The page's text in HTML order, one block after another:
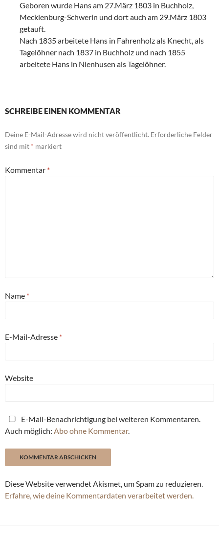
Geboren wurde Hans am 27.März 1803 in Buchholz,
Mecklenburg-Schwerin und dort auch am 29.März 1803
getauft.
Nach 1835 arbeitete Hans in Fahrenholz als Knecht, als
Tagelöhner nach 1837 in Buchholz und nach 1855
arbeitete Hans in Nienhusen als Tagelöhner.
SCHREIBE EINEN KOMMENTAR
Deine E-Mail-Adresse wird nicht veröffentlicht. Erforderliche Felder
sind mit * markiert
Kommentar *
Name *
E-Mail-Adresse *
Website
E-Mail-Benachrichtigung bei weiteren Kommentaren.
Auch möglich: Abo ohne Kommentar.
Diese Website verwendet Akismet, um Spam zu reduzieren.
Erfahre, wie deine Kommentardaten verarbeitet werden.